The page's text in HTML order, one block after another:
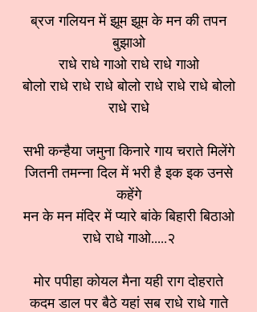
ब्रज गलियन में झूम झूम के मन की तपन
बुझाओ
राधे राधे गाओ राधे राधे गाओ
बोलो राधे राधे राधे बोलो राधे राधे राधे बोलो
राधे राधे
सभी कन्हैया जमुना किनारे गाय चराते मिलेंगे
जितनी तमन्ना दिल में भरी है इक इक उनसे
कहेंगे
मन के मन मंदिर में प्यारे बांके बिहारी बिठाओ
राधे राधे गाओ.....२
मोर पपीहा कोयल मैना यही राग दोहराते
कदम डाल पर बैठे यहां सब राधे राधे गाते